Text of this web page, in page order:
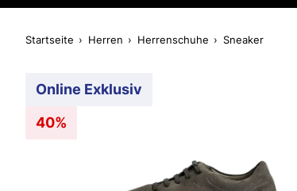
Startseite Herren Herrenschuhe Sneaker
Online Exklusiv
40%